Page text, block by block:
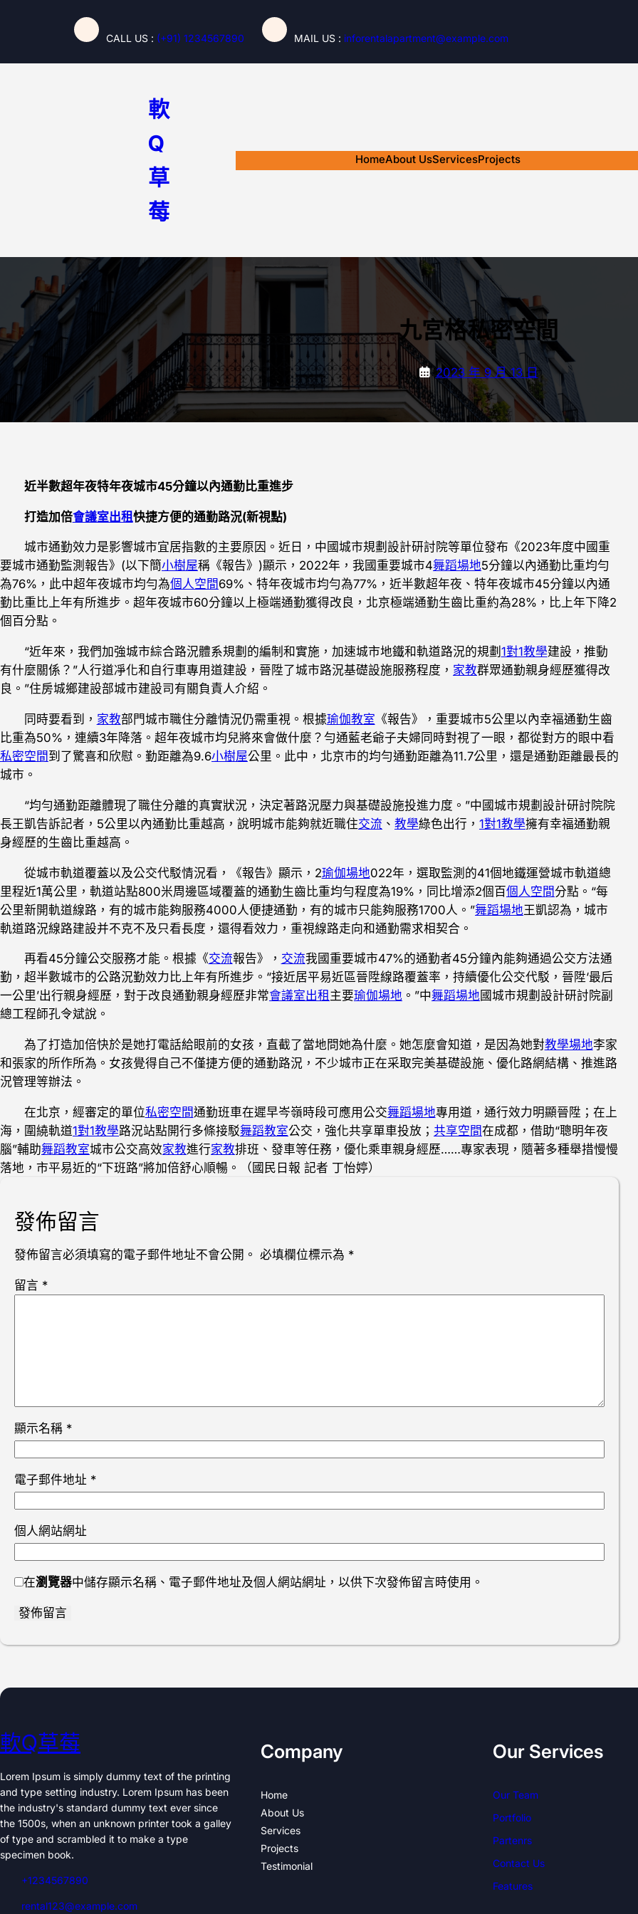
要
CALL US : (+91) 1234567890 MAIL US : inforentalapartment@example.com
軟
Q
草
莓
HomeAbout UsServicesProjects
九宮格私密空間
2023 年 9 月 13 日
近半數超年夜特年夜城市45分鐘以內通勤比重進步
打造加倍會議室出租快捷方便的通勤路況(新視點)
城市通勤效力是影響城市宜居指數的主要原因。近日，中國城市規劃設計研討院等單位發布《2023年度中國重
要城市通勤監測報告》(以下簡小樹屋稱《報告》)顯示，2022年，我國重要城市4舞蹈場地5分鐘以內通勤比重均勻
為76%，此中超年夜城市均勻為個人空間 69%、特年夜城市均勻為77%，近半數超年夜、特年夜城市45分鐘以內通
勤比重比上年有所進步。超年夜城市60分鐘以上極端通勤獲得改良，北京極端通勤生齒比重約為28%，比上年下降2
個百分點。
“近年來，我們加強城市綜合路況體系規劃的編制和實施，加速城市地鐵和軌道路況的規劃 1對1教學建設，推動
有什麼關係？”人行道凈化和自行車專用道建設，晉陞了城市路況基礎設施服務程度， 家教群眾通勤親身經歷獲得改
良。”住房城鄉建設部城市建設司有關負責人介紹。
同時要看到， 家教部門城市職住分離情況仍需重視。根據瑜伽教室 《報告》，重要城市5公里以內幸福通勤生齒
比重為50%，連續3年降落。超年夜城市均兒將來會做什麼？勻通藍老爺子夫婦同時對視了一眼，都從對方的眼中看
私密空間 到了驚喜和欣慰。勤距離為9.6小樹屋公里。此中，北京市的均勻通勤距離為11.7公里，還是通勤距離最長的
城市。
“均勻通勤距離體現了職住分離的真實狀況，決定著路況壓力與基礎設施投進力度。”中國城市規劃設計研討院院
長王凱告訴記者，5公里以內通勤比重越高，說明城市能夠就近職住交流 、 教學綠色出行， 1對1教學擁有幸福通勤親
身經歷的生齒比重越高。
從城市軌道覆蓋以及公交代駁情況看，《報告》顯示，2瑜伽場地022年，選取監測的41個地鐵運營城市軌道總
里程近1萬公里，軌道站點800米周邊區域覆蓋的通勤生齒比重均勻程度為19%，同比增添2個百個人空間分點。“每
公里新開軌道線路，有的城市能夠服務4000人便捷通勤，有的城市只能夠服務1700人。”舞蹈場地王凱認為，城市
軌道路況線路建設并不克不及只看長度，還得看效力，重視線路走向和通勤需求相契合。
再看45分鐘公交服務才能。根據《交流報告》， 交流我國重要城市47%的通勤者45分鐘內能夠通過公交方法通
勤，超半數城市的公路況勤效力比上年有所進步。“接近居平易近區晉陞線路覆蓋率，持續優化公交代駁，晉陞‘最后
一公里’出行親身經歷，對于改良通勤親身經歷非常會議室出租 主要瑜伽場地 。”中舞蹈場地國城市規劃設計研討院副
總工程師孔令斌說。
為了打造加倍快於是她打電話給眼前的女孩，直截了當地問她為什麼。她怎麼會知道，是因為她對教學場地李家
和張家的所作所為。女孩覺得自己不僅捷方便的通勤路況，不少城市正在采取完美基礎設施、優化路網結構、推進路
況管理等辦法。
在北京，經審定的單位私密空間通勤班車在遲早岑嶺時段可應用公交舞蹈場地專用道，通行效力明顯晉陞；在上
海，圍繞軌道1對1教學路況站點開行多條接駁舞蹈教室公交，強化共享單車投放； 共享空間在成都，借助“聰明年夜
腦”輔助舞蹈教室城市公交高效家教進行家教排班、發車等任務，優化乘車親身經歷……專家表現，隨著多種舉措慢慢
落地，市平易近的“下班路”將加倍舒心順暢。（國民日報 記者 丁怡婷）
發佈留言
發佈留言必須填寫的電子郵件地址不會公開。 必填欄位標示為 *
留言 *
顯示名稱 *
電子郵件地址 *
個人網站網址
在瀏覽器中儲存顯示名稱、電子郵件地址及個人網站網址，以供下次發佈留言時使用。
軟Q草莓
Lorem Ipsum is simply dummy text of the printing
and type setting industry. Lorem Ipsum has been
the industry's standard dummy text ever since
the 1500s, when an unknown printer took a galley
of type and scrambled it to make a type
specimen book.
+1234567890
rental123@example.com
Company
Home
About Us
Services
Projects
Testimonial
Our Services
Our Team
Portfolio
Partenrs
Contact Us
Features